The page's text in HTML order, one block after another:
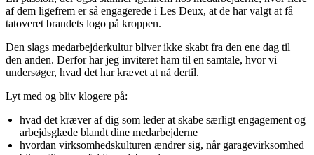
af dem ligefrem er så engagerede i Les Deux, at de har valgt at få
tatoveret brandets logo på kroppen.
Den slags medarbejderkultur bliver ikke skabt fra den ene dag til
den anden. Derfor har jeg inviteret ham til en samtale, hvor vi
undersøger, hvad det har krævet at nå dertil.
Lyt med og bliv klogere på:
hvad det kræver af dig som leder at skabe særligt engagement og
arbejdsglæde blandt dine medarbejderne
hvordan virksomhedskulturen ændrer sig, når garagevirksomhed